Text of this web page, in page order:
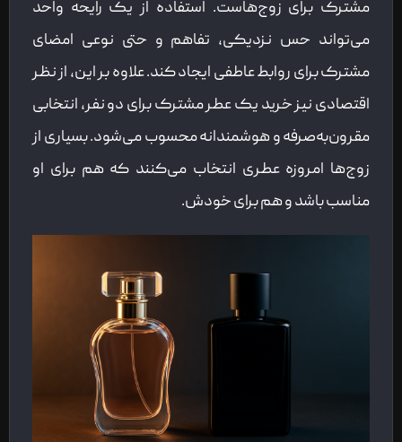
مشترک برای زوج‌هاست. استفاده از یک رایحه واحد
می‌تواند حس نزدیکی، تفاهم و حتی نوعی امضای
مشترک برای روابط عاطفی ایجاد کند. علاوه بر این، از نظر
اقتصادی نیز خرید یک عطر مشترک برای دو نفر، انتخابی
مقرون‌به‌صرفه و هوشمندانه محسوب می‌شود. بسیاری از
زوج‌ها امروزه عطری انتخاب می‌کنند که هم برای او
مناسب باشد و هم برای خودش.